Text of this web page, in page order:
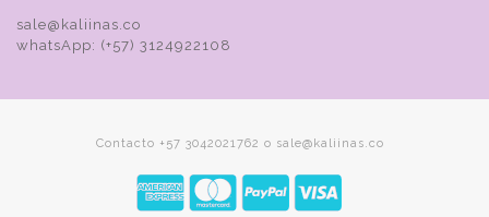
sale@kaliinas.co
whatsApp: (+57) 3124922108
Contacto +57 3042021762 o sale@kaliinas.co